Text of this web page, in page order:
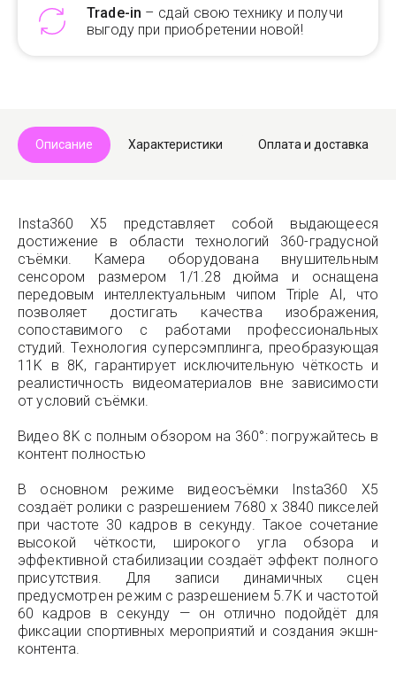
Trade-in – сдай свою технику и получи
выгоду при приобретении новой!
Описание Характеристики Оплата и доставка
Insta360 X5 представляет собой выдающееся
достижение в области технологий 360-градусной
съёмки. Камера оборудована внушительным
сенсором размером 1/1.28 дюйма и оснащена
передовым интеллектуальным чипом Triple AI, что
позволяет достигать качества изображения,
сопоставимого с работами профессиональных
студий. Технология суперсэмплинга, преобразующая
11K в 8K, гарантирует исключительную чёткость и
реалистичность видеоматериалов вне зависимости
от условий съёмки.
Видео 8K с полным обзором на 360°: погружайтесь в
контент полностью
В основном режиме видеосъёмки Insta360 X5
создаёт ролики с разрешением 7680 x 3840 пикселей
при частоте 30 кадров в секунду. Такое сочетание
высокой чёткости, широкого угла обзора и
эффективной стабилизации создаёт эффект полного
присутствия. Для записи динамичных сцен
предусмотрен режим с разрешением 5.7K и частотой
60 кадров в секунду — он отлично подойдёт для
фиксации спортивных мероприятий и создания экшн-
контента.